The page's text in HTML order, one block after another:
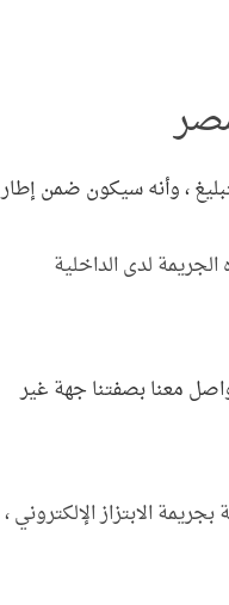
، وأنه سيكون ضمن إطار
لدى الداخلية
معنا بصفتنا جهة غير
الابتزاز الإلكتروني ،